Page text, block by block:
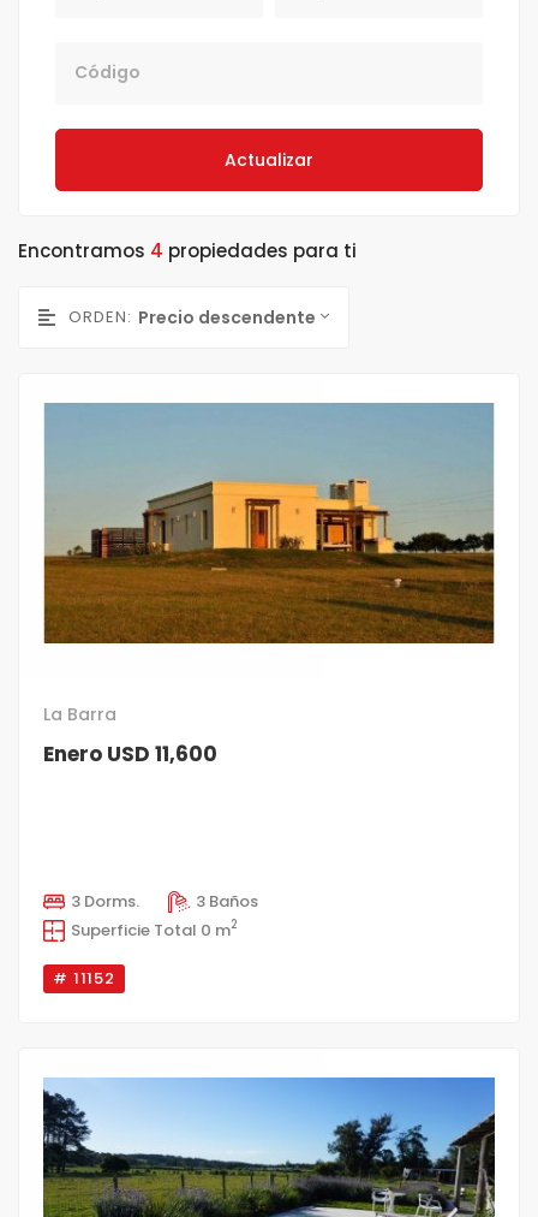
Actualizar
Encontramos 4 propiedades para ti
ORDEN: Precio descendente
La Barra
Enero USD 11,600
3 Dorms.
3 Baños
Superficie Total 0 m2
# 11152